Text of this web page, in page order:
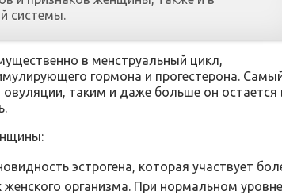
системы.
в менструальный цикл,
гормона и прогестерона.
таким и даже больше он остается
эстрогена, которая участвует
организма. При нормальном уровне